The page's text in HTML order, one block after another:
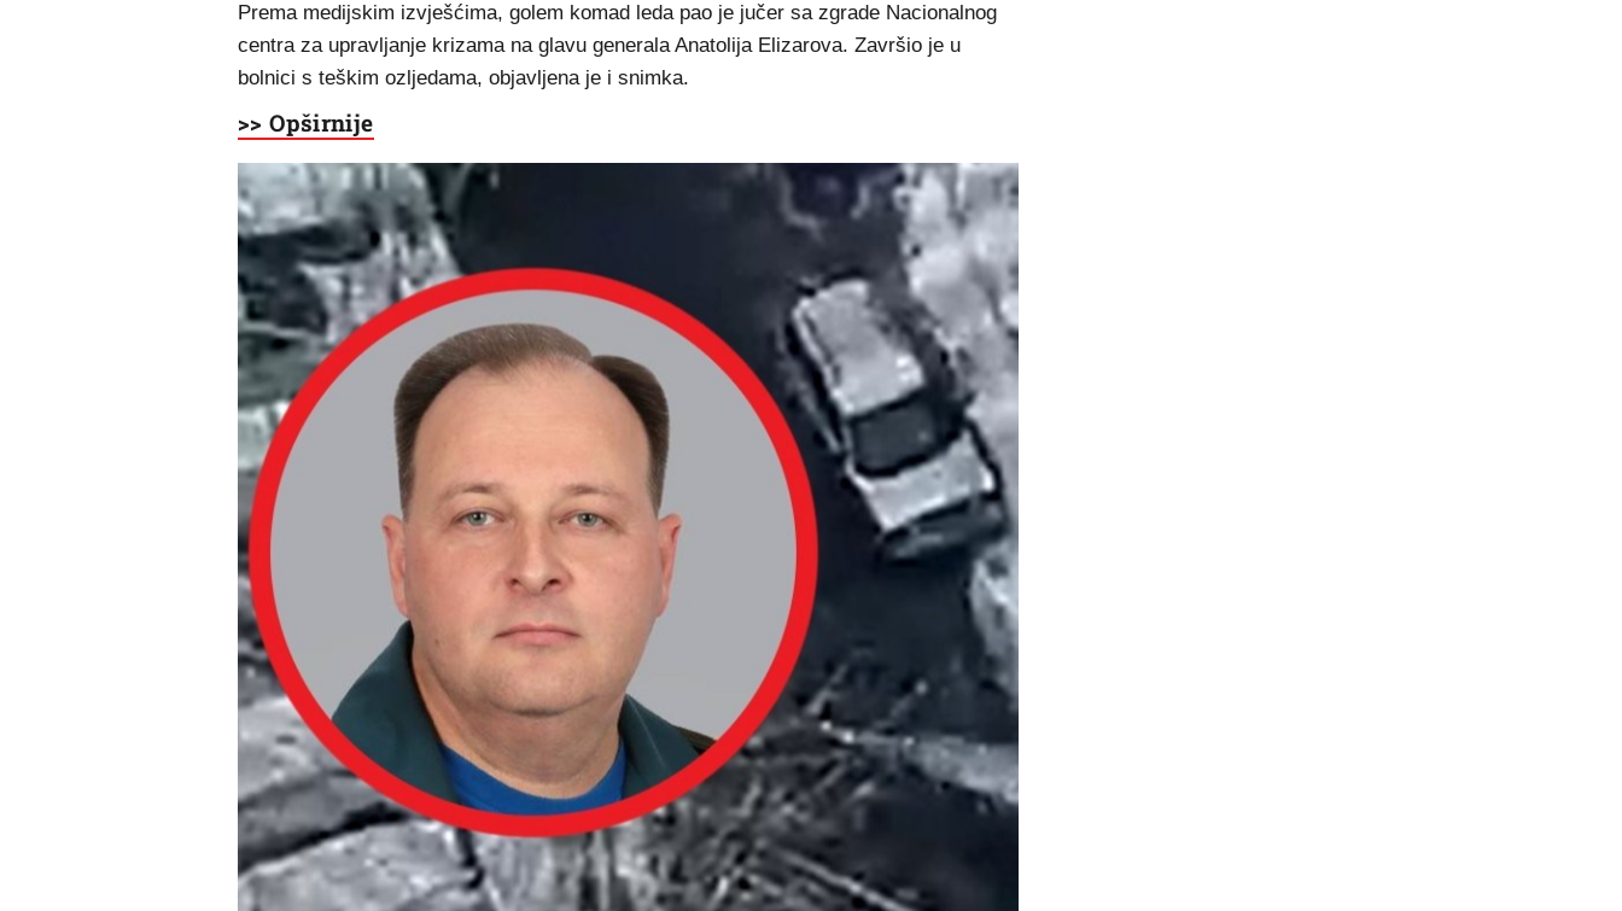
Prema medijskim izvješćima, golem komad leda pao je jučer sa zgrade Nacionalnog
centra za upravljanje krizama na glavu generala Anatolija Elizarova. Završio je u
bolnici s teškim ozljedama, objavljena je i snimka.
>> Opširnije